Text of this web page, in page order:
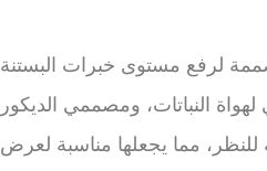
لرفع مستوى خبرات البستنة
النباتات، ومصممي الديكور
للنظر، مما يجعلها مناسبة لعرض